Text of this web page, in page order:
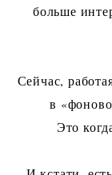
больше
Сейчас,
в
Это